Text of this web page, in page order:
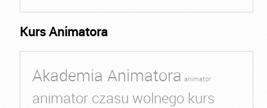
Kurs Animatora
Akademia Animatora animator
animator czasu wolnego kurs